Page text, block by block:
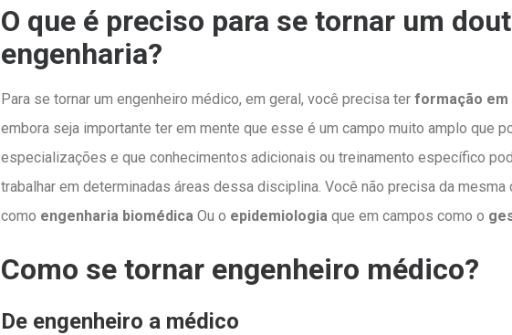
O que é preciso para se tornar um
engenharia?
Para se tornar um engenheiro médico, em geral, você precisa ter formação em
embora seja importante ter em mente que esse é um campo muito amplo que
especializações e que conhecimentos adicionais ou treinamento específico
trabalhar em determinadas áreas dessa disciplina. Você não precisa da mesma
como engenharia biomédica Ou o epidemiologia que em campos como o
Como se tornar engenheiro médico?
De engenheiro a médico